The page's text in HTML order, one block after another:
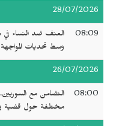
28/07/2026
08:09
العنف ضد النساء في
وسط تحديات المواجهة
26/07/2026
08:00
التضامن مع
مختلفة حول قضية